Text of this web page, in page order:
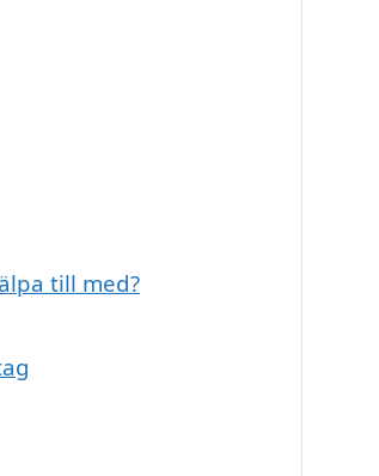
till med?